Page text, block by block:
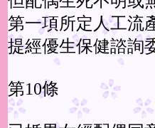
第一項所定人工流
提經優生保健諮詢
第10條